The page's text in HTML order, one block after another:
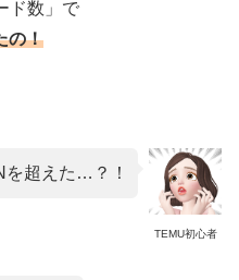
ド数」で
の！
TEMU初心者
を超えた…？！